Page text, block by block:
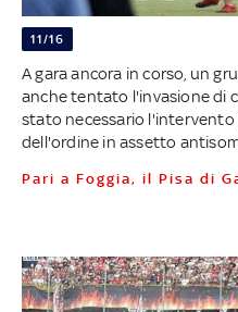
11/16
A gara ancora in corso, un
anche tentato l'invasione di
stato necessario
dell'ordine in assetto
Pari a Foggia, il Pisa di